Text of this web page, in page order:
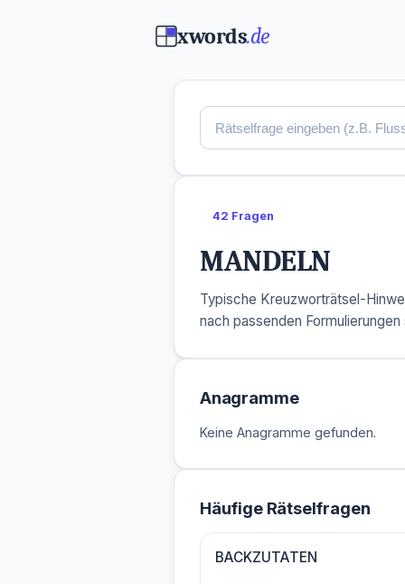
xwords.de
42 Fragen
MANDELN
Typische Kreuzworträtsel-
nach passenden Formulierungen
Anagramme
Keine Anagramme gefunden.
Häufige Rätselfragen
BACKZUTATEN